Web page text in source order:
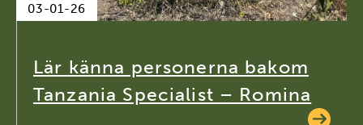
03-01-26
Lär känna personerna bakom
Tanzania Specialist – Romina